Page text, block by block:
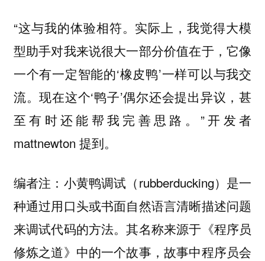
“这与我的体验相符。实际上，我觉得大模
型助手对我来说很大一部分价值在于，它像
一个有一定智能的‘橡皮鸭’一样可以与我交
流。现在这个‘鸭子’偶尔还会提出异议，甚
至有时还能帮我完善思路。”开发者
mattnewton 提到。
编者注：小黄鸭调试（rubberducking）是一
种通过用口头或书面自然语言清晰描述问题
来调试代码的方法。其名称来源于《程序员
修炼之道》中的一个故事，故事中程序员会